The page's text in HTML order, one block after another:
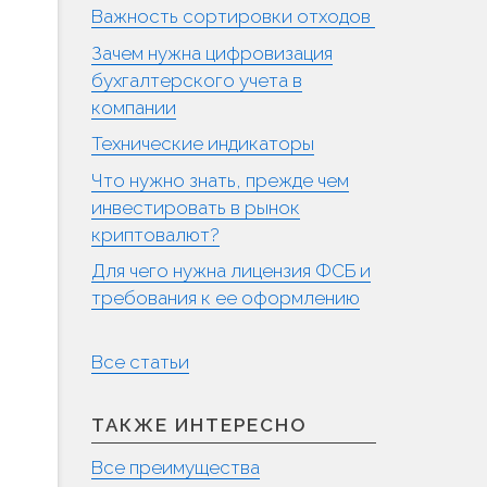
Важность сортировки отходов
Зачем нужна цифровизация
бухгалтерского учета в
компании
Технические индикаторы
Что нужно знать, прежде чем
инвестировать в рынок
криптовалют?
Для чего нужна лицензия ФСБ и
требования к ее оформлению
Все статьи
ТАКЖЕ ИНТЕРЕСНО
Все преимущества